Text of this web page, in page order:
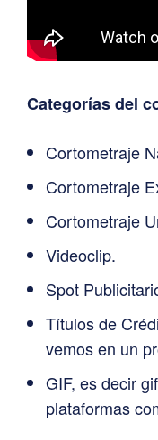
Categorías del
Cortometraje
Cortometraje
Cortometraje
Videoclip.
Spot
Títulos de
vemos en un
GIF, es decir
plataformas